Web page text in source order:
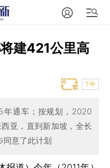
建421公里高
T中
年通车；按规划，2020
亚，直到新加坡，全长
意了此计划